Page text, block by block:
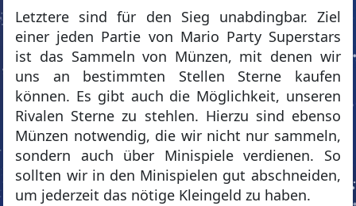
Letztere sind für den Sieg unabdingbar. Ziel
einer jeden Partie von Mario Party Superstars
ist das Sammeln von Münzen, mit denen wir
uns an bestimmten Stellen Sterne kaufen
können. Es gibt auch die Möglichkeit, unseren
Rivalen Sterne zu stehlen. Hierzu sind ebenso
Münzen notwendig, die wir nicht nur sammeln,
sondern auch über Minispiele verdienen. So
sollten wir in den Minispielen gut abschneiden,
um jederzeit das nötige Kleingeld zu haben.